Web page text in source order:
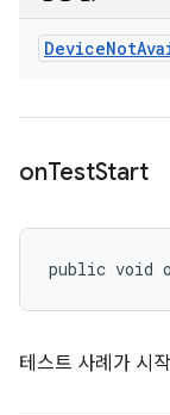
DeviceNot
onTestStart
public void
테스트 사례가 시